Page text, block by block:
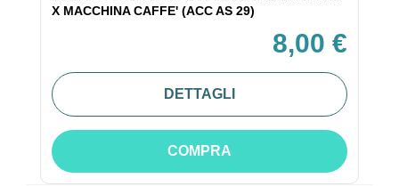
X MACCHINA CAFFE' (ACC AS 29)
8,00 €
DETTAGLI
COMPRA